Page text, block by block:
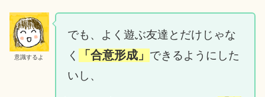
意識するよ
でも、よく遊ぶ友達とだけじゃな
く
「合意形成」 できるようにした
いし、